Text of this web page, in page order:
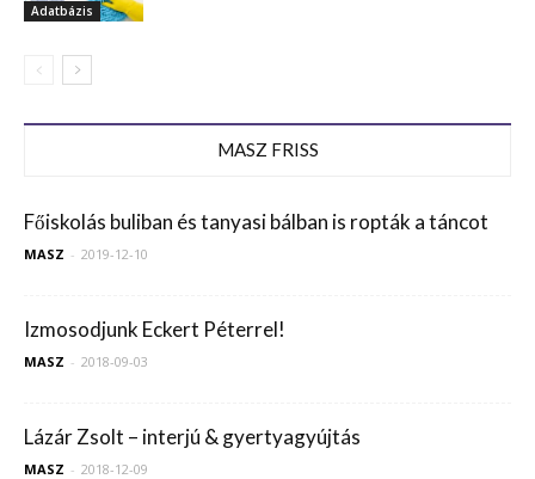
Adatbázis
MASZ FRISS
Főiskolás buliban és tanyasi bálban is ropták a táncot
MASZ - 2019-12-10
Izmosodjunk Eckert Péterrel!
MASZ - 2018-09-03
Lázár Zsolt – interjú & gyertyagyújtás
MASZ - 2018-12-09